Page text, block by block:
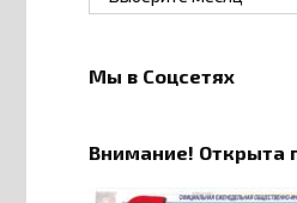
Мы в Соцсетях
Внимание! Открыта